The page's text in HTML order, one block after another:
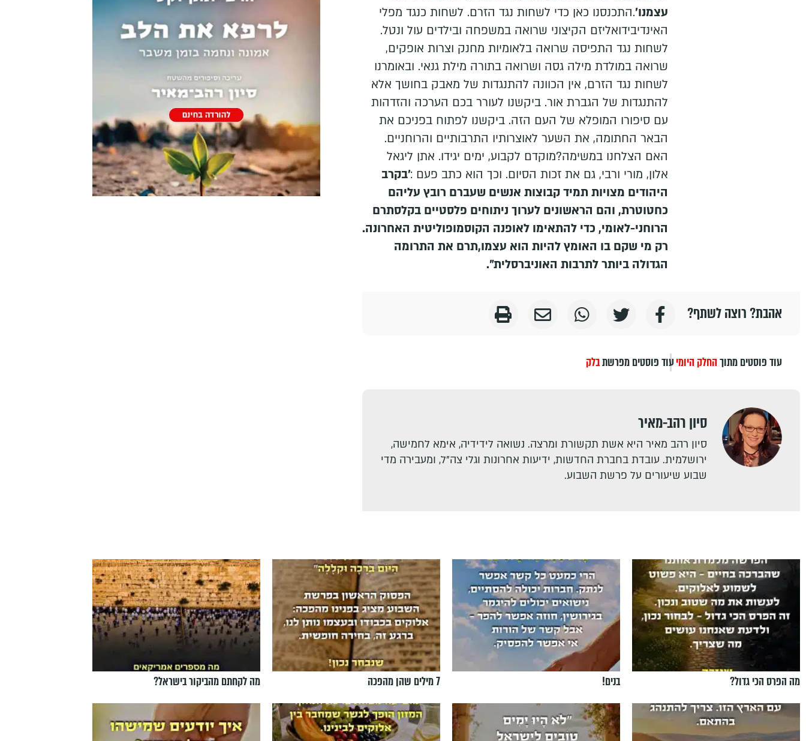
עצמנו'.התכנסנו כאן כדי לשחות נגד הזרם. לשחות כנגד מפלי
האינדיבידואליזם הקיצוני שרואה במשפחה ובילדים עול ונטל.
לשחות נגד התפיסה שרואה בלאומיות מחנק וצרות אופקים,
שרואה במולדת מילה גסה ושרואה בתורה מילת גנאי. ובאומרנו
לשחות נגד הזרם, אין הכוונה להתנגדות של מאבק בחושך אלא
להתנגדות של הגברת אור. ביקשנו לעורר בכם הערכה והזדהות
עם סיפורו המופלא של העם הזה. ביקשנו לפתוח בפניכם את
הבאר החתומה, את השער לאוצרותיו התרבותיים והרוחניים.
האם הצלחנו במשימה?מוקדם לקבוע, ימים יגידו. אתן ליגאל
אלון, מורי ורבי, גם את זכות הסיום. וכך הוא כתב פעם :'בקרב
היהודים מצויות תמיד קבוצות אנשים שעברם רובץ עליהם
כחטוטרת, והם הראשונים לערוך ניתוחים פלסטיים בקלסתרם
הרוחני-לאומי, כדי להתאימו לאופנה הקוסמופוליטית האחרונה.
רק מי שקם בו האומץ להיות הוא עצמו,תרם את התרומה
הגדולה ביותר לתרבות האוניברסלית".
אהבת? רוצה לשתף?
עוד פוסטים מתוךהחלק היומיעוד פוסטים מפרשתבלק
סיון רהב-מאיר
סיון רהב מאיר היא אשת תקשורת ומרצה. נשואה לידידיה, אימא לחמישה,
ירושלמית. עובדת בחברת החדשות, ידיעות אחרונות וגלי צה"ל, ומעבירה מדי
שבוע שיעורים על פרשת השבוע.
מה הפרס הכי גדול? בנים! 7 מילים שהן מהפכה מה לקחתם מהביקור בישראל?